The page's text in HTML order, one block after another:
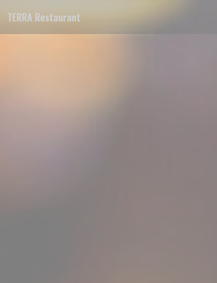
TERRA Restaurant